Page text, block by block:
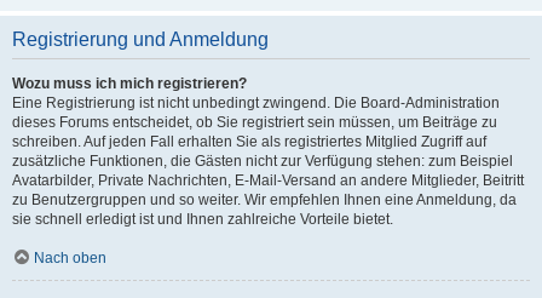
Registrierung und Anmeldung
Wozu muss ich mich registrieren?
Eine Registrierung ist nicht unbedingt zwingend. Die Board-Administration
dieses Forums entscheidet, ob Sie registriert sein müssen, um Beiträge zu
schreiben. Auf jeden Fall erhalten Sie als registriertes Mitglied Zugriff auf
zusätzliche Funktionen, die Gästen nicht zur Verfügung stehen: zum Beispiel
Avatarbilder, Private Nachrichten, E-Mail-Versand an andere Mitglieder, Beitritt
zu Benutzergruppen und so weiter. Wir empfehlen Ihnen eine Anmeldung, da
sie schnell erledigt ist und Ihnen zahlreiche Vorteile bietet.
Nach oben